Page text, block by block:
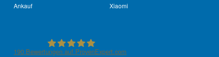
Ankauf
Xiaomi
190 Bewertungen auf ProvenExpert.com